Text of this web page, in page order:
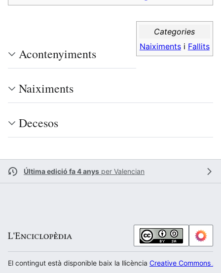
Categories
Naiximentsi Fallits
Acontenyiments
Naiximents
Decesos
Última edició fa 4 anys per Valencian
El contingut està disponible baix la llicència Creative Commons